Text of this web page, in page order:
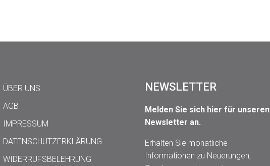
ÜBER UNS
AGB
IMPRESSUM
DATENSCHUTZERKLÄRUNG
WIDERRUFSBELEHRUNG
NEWSLETTER
Melden Sie sich hier für unseren
Newsletter an.
Erhalten Sie monatliche
Informationen zu Neuerungen,